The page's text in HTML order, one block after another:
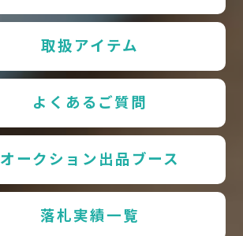
取扱アイテム
よくあるご質問
オークション出品ブース
落札実績一覧